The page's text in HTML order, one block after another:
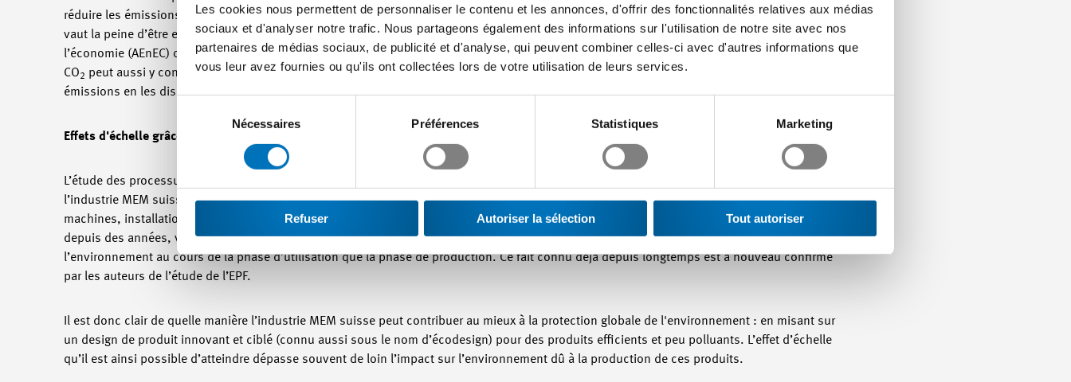
Les cookies nous permettent de personnaliser le contenu et les annonces, d'offrir des fonctionnalités relatives aux médias
sociaux et d'analyser notre trafic. Nous partageons également des informations sur l'utilisation de notre site avec nos
partenaires de médias sociaux, de publicité et d'analyse, qui peuvent combiner celles-ci avec d'autres informations que
vous leur avez fournies ou qu'ils ont collectées lors de votre utilisation de leurs services.
consentement
Nécessaires Préférences Statistiques Marketing
Refuser Autoriser la sélection Tout autoriser
réduire les émissions et à augmenter l'efficacité. L’expérience montre que chaque entreprise présente un potentiel encore non découvert qui
vaut la peine d’être exploité et a aussi souvent des répercussions économiques. Des organisations telles que l’Agence de l’énergie pour
l’économie (AEnEC) ou Reffnet soutiennent les entreprises depuis longtemps déjà pour trouver et exploiter ces potentiels. La future loi sur le
CO2 peut aussi y contribuer en permettant à toutes les entreprises intéressées de prendre des engagements en matière de réduction des
émissions en les dispensant de la taxe sur le CO2.
Effets d'échelle grâce à des produits MEM optimisés
L’étude des processus de sous-traitance et de production fournit certes une image instructive, mais incomplète des répercussions de
l’industrie MEM suisse sur l'environnement. Car les produits MEM eux-mêmes y jouent un rôle très important. Une grande partie des
machines, installations, appareils et composants produits par les entreprises MEM suisses sont utilisés dans le monde entier par les clients
depuis des années, voire des décennies, parfois pratiquement sans interruption. Ces produits ont souvent un impact plus grand sur
l’environnement au cours de la phase d’utilisation que la phase de production. Ce fait connu déjà depuis longtemps est à nouveau confirmé
par les auteurs de l’étude de l’EPF.
Il est donc clair de quelle manière l’industrie MEM suisse peut contribuer au mieux à la protection globale de l'environnement : en misant sur
un design de produit innovant et ciblé (connu aussi sous le nom d’écodesign) pour des produits efficients et peu polluants. L’effet d’échelle
qu’il est ainsi possible d’atteindre dépasse souvent de loin l’impact sur l’environnement dû à la production de ces produits.